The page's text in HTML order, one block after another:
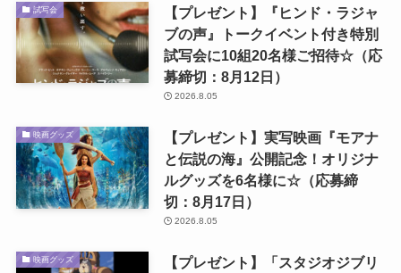
試写会
【プレゼント】『ヒンド・ラジャ
ブの声』トークイベント付き特別
試写会に10組20名様ご招待☆（応
募締切：8月12日）
2026.8.05
映画グッズ
【プレゼント】実写映画『モアナ
と伝説の海』公開記念！オリジナ
ルグッズを6名様に☆（応募締
切：8月17日）
2026.8.05
映画グッズ
【プレゼント】「スタジオジブリ